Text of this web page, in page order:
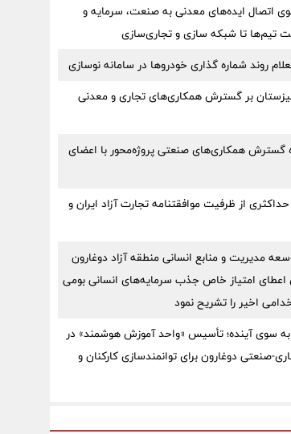
اتصال ایده‌های معدنی به صنعت، سرمایه و
تیم‌ها تا شبکه سازی و تجاری‌سازی
روند شماره گذاری خودروها در سامانه نوسازی
بر گسترش همکاری‌های تجاری و معدنی
گسترش همکاری‌های صنعتی پروژه‌محور با اعضای
از ظرفیت موافقتنامه تجارت آزاد ایران و
مدیریت و منابع انسانی منطقه آزاد دوغارون
اعطای امتیاز خاص جذب سرمایه‌های انسانی بومی
اخیر را تشریح نمود
به سوی آینده؛ تأسیس «واحد آموزش هوشمند» در
صنعتی دوغارون برای توانمندسازی کارکنان و